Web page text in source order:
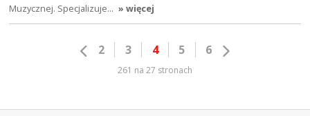
Muzycznej. Specjalizuje… » więcej
2 3 4 5 6
261 na 27 stronach